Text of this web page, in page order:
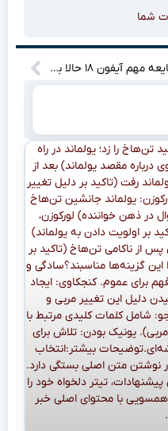
شما
شایعه مهم آیفون ۱۸ حالا به آیفون ۱۹ نسبت داده می‌شود